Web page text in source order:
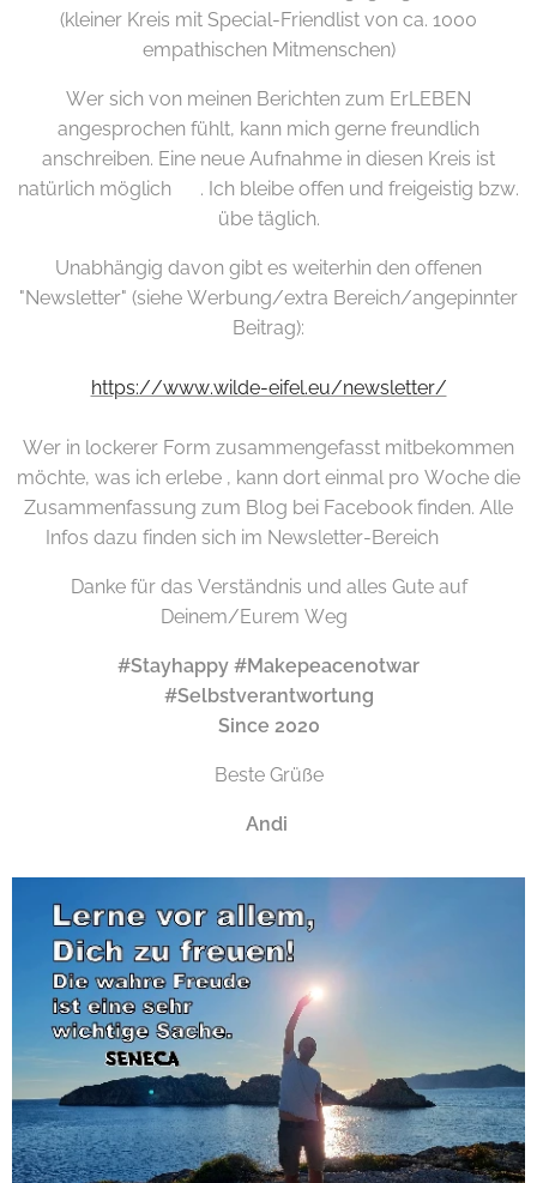
(kleiner Kreis mit Special-Friendlist von ca. 1000
empathischen Mitmenschen)
Wer sich von meinen Berichten zum ErLEBEN
angesprochen fühlt, kann mich gerne freundlich
anschreiben. Eine neue Aufnahme in diesen Kreis ist
natürlich möglich ☸️. Ich bleibe offen und freigeistig bzw.
übe täglich.
Unabhängig davon gibt es weiterhin den offenen
"Newsletter" (siehe Werbung/extra Bereich/angepinnter
Beitrag):
https://www.wilde-eifel.eu/newsletter/
Wer in lockerer Form zusammengefasst mitbekommen
möchte, was ich erlebe , kann dort einmal pro Woche die
Zusammenfassung zum Blog bei Facebook finden. Alle
Infos dazu finden sich im Newsletter-Bereich 🙏✨
Danke für das Verständnis und alles Gute auf
Deinem/Eurem Weg 🌱
#Stayhappy #Makepeacenotwar
#Selbstverantwortung
Since 2020
Beste Grüße
Andi